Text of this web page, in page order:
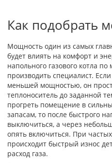
Как подобрать
Мощность один из самых
будет влиять на комфорт и
напольного газового котла
производить специалист.
меньшей мощностью, он
теплоноситель до заданной
прогреть помещение в
запасам, то после быстрого
выключиться, а через
опять включиться. При
происходит быстрый износ
расход газа.